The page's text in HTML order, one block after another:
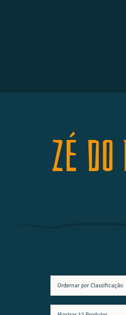
Zé
Ordernar por Classificação